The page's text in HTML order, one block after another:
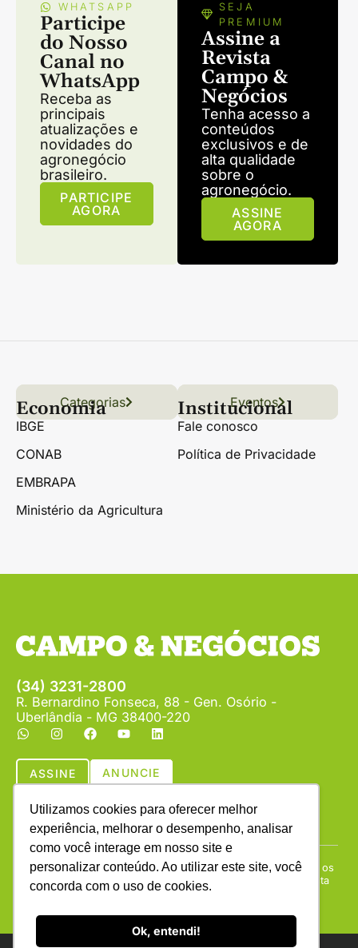
Utilizamos cookies para oferecer melhor
experiência, melhorar o desempenho, analisar
como você interage em nosso site e
personalizar conteúdo. Ao utilizar este site, você
concorda com o uso de cookies.
Ok, entendi!
WHATSAPP
Participe
do Nosso
Canal no
WhatsApp
Receba as
principais
atualizações e
novidades do
agronegócio
brasileiro.
PARTICIPE
AGORA
SEJA
PREMIUM
Assine a
Revista
Campo &
Negócios
Tenha acesso a
conteúdos
exclusivos e de
alta qualidade
sobre o
agronegócio.
ASSINE
AGORA
Links úteis
Conteúdo Grãos
Florestas Hortifrúti
Categorias Eventos
Economia
IBGE
CONAB
EMBRAPA
Ministério da Agricultura
Institucional
Fale conosco
Política de Privacidade
(34) 3231-2800
R. Bernardino Fonseca, 88 - Gen. Osório -
Uberlândia - MG 38400-220
ASSINE ANUNCIE
Copyright © (1990 - 2026) Revista Campo & Negócios. Todos os
direitos reservados. É proibida a reprodução do conteúdo desta
página em qualquer meio de comunicação, eletrônico ou